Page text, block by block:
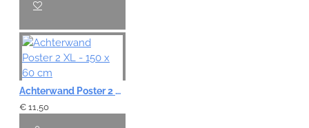
Achterwand Poster 2 XL - 150 x 60 cm
€ 11,50